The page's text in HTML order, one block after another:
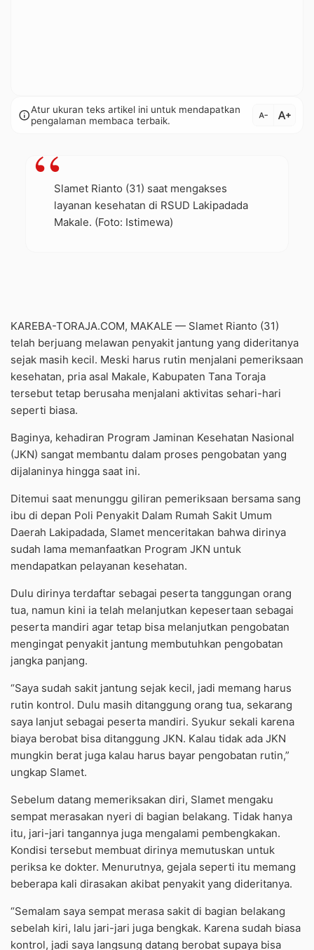
infoAtur ukuran teks artikel ini untuk mendapatkan
pengalaman membaca terbaik.
text_decrease text_increase
Slamet Rianto (31) saat mengakses
layanan kesehatan di RSUD Lakipadada
Makale. (Foto: Istimewa)
KAREBA-TORAJA.COM, MAKALE — Slamet Rianto (31)
telah berjuang melawan penyakit jantung yang dideritanya
sejak masih kecil. Meski harus rutin menjalani pemeriksaan
kesehatan, pria asal Makale, Kabupaten Tana Toraja
tersebut tetap berusaha menjalani aktivitas sehari-hari
seperti biasa.
Baginya, kehadiran Program Jaminan Kesehatan Nasional
(JKN) sangat membantu dalam proses pengobatan yang
dijalaninya hingga saat ini.
Ditemui saat menunggu giliran pemeriksaan bersama sang
ibu di depan Poli Penyakit Dalam Rumah Sakit Umum
Daerah Lakipadada, Slamet menceritakan bahwa dirinya
sudah lama memanfaatkan Program JKN untuk
mendapatkan pelayanan kesehatan.
Dulu dirinya terdaftar sebagai peserta tanggungan orang
tua, namun kini ia telah melanjutkan kepesertaan sebagai
peserta mandiri agar tetap bisa melanjutkan pengobatan
mengingat penyakit jantung membutuhkan pengobatan
jangka panjang.
“Saya sudah sakit jantung sejak kecil, jadi memang harus
rutin kontrol. Dulu masih ditanggung orang tua, sekarang
saya lanjut sebagai peserta mandiri. Syukur sekali karena
biaya berobat bisa ditanggung JKN. Kalau tidak ada JKN
mungkin berat juga kalau harus bayar pengobatan rutin,”
ungkap Slamet.
Sebelum datang memeriksakan diri, Slamet mengaku
sempat merasakan nyeri di bagian belakang. Tidak hanya
itu, jari-jari tangannya juga mengalami pembengkakan.
Kondisi tersebut membuat dirinya memutuskan untuk
periksa ke dokter. Menurutnya, gejala seperti itu memang
beberapa kali dirasakan akibat penyakit yang dideritanya.
“Semalam saya sempat merasa sakit di bagian belakang
sebelah kiri, lalu jari-jari juga bengkak. Karena sudah biasa
kontrol, jadi saya langsung datang berobat supaya bisa